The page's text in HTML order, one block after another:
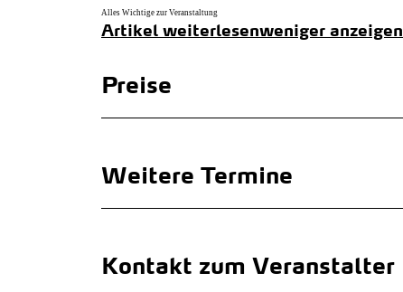
Alles Wichtige zur Veranstaltung
Artikel weiterlesenweniger anzeigen
Preise
Weitere Termine
Kontakt zum Veranstalter